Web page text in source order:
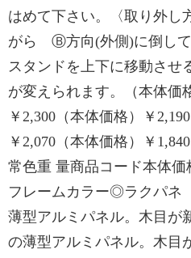
はめて下さい。〈取り外
がら Ⓑ方向(外側)に倒し
スタンドを上下に移動さ
が変えられます。（本体価
￥2,300（本体価格）￥
￥2,070（本体価格）￥
常色重 量商品コード本体
フレームカラー◎ラクパネ
薄型アルミパネル。木目が
の薄型アルミパネル。木目